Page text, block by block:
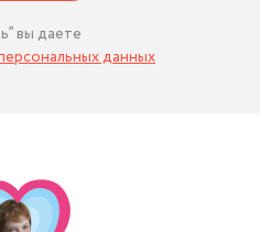
вы даете
данных